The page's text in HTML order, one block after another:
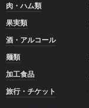
肉・ハム類
果実類
酒・アルコール
麺類
加工食品
旅行・チケット